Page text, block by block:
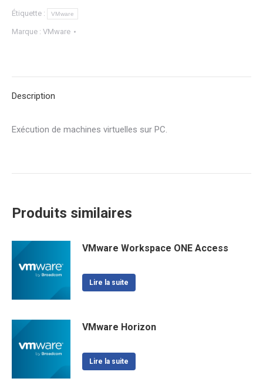
Étiquette : VMware
Marque : VMware
Description
Exécution de machines virtuelles sur PC.
Produits similaires
VMware Workspace ONE Access
Lire la suite
VMware Horizon
Lire la suite